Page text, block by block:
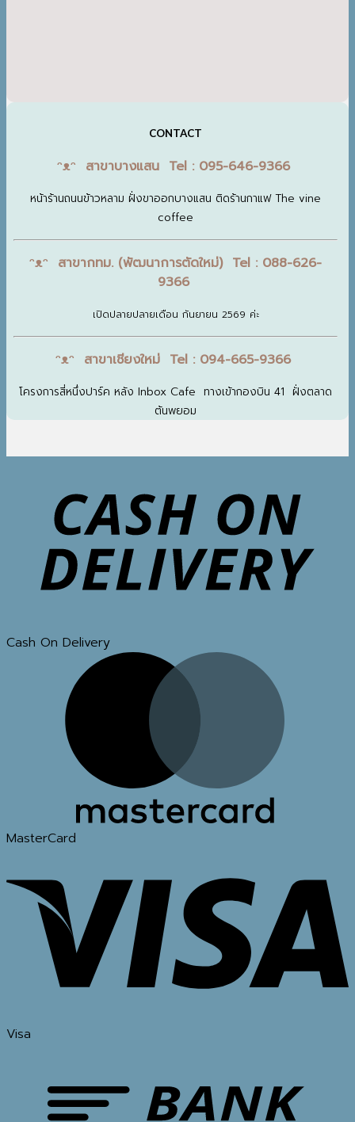
CONTACT
ᵔᴥᵔ สาขาบางแสน Tel : 095-646-9366
หน้าร้านถนนข้าวหลาม ฝั่งขาออกบางแสน ติดร้านกาแฟ The vine
coffee
ᵔᴥᵔ สาขากทม. (พัฒนาการตัดใหม่) Tel : 088-626-
9366
เปิดปลายปลายเดือน กันยายน 2569 ค่ะ
ᵔᴥᵔ สาขาเชียงใหม่ Tel : 094-665-9366
โครงการสี่หนึ่งปาร์ค หลัง Inbox Cafe ทางเข้ากองบิน 41 ฝั่งตลาด
ต้นพยอม
Cash On Delivery
MasterCard
Visa